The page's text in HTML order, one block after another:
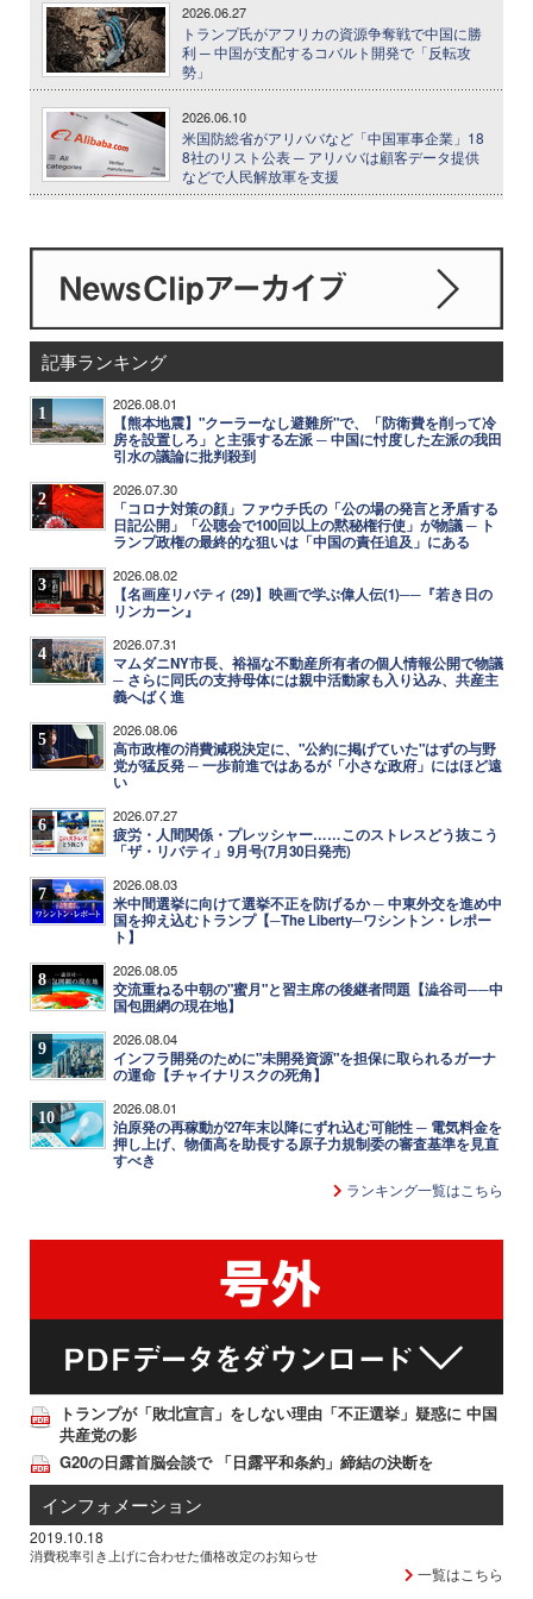
2026.06.27
トランプ氏がアフリカの資源争奪戦で中国に勝
利 ─ 中国が支配するコバルト開発で「反転攻
勢」
2026.06.10
米国防総省がアリババなど「中国軍事企業」18
8社のリスト公表 ─ アリババは顧客データ提供
などで人民解放軍を支援
記事ランキング
1 2026.08.01
【熊本地震】"クーラーなし避難所"で、「防衛費を削って冷
房を設置しろ」と主張する左派 ─ 中国に忖度した左派の我田
引水の議論に批判殺到
2 2026.07.30
「コロナ対策の顔」ファウチ氏の「公の場の発言と矛盾する
日記公開」「公聴会で100回以上の黙秘権行使」が物議 ─ ト
ランプ政権の最終的な狙いは「中国の責任追及」にある
3 2026.08.02
【名画座リバティ (29)】映画で学ぶ偉人伝(1)──『若き日の
リンカーン』
4 2026.07.31
マムダニNY市長、裕福な不動産所有者の個人情報公開で物議
─ さらに同氏の支持母体には親中活動家も入り込み、共産主
義へばく進
5 2026.08.06
高市政権の消費減税決定に、"公約に掲げていた"はずの与野
党が猛反発 ─ 一歩前進ではあるが「小さな政府」にはほど遠
い
6 2026.07.27
疲労・人間関係・プレッシャー……このストレスどう抜こう
「ザ・リバティ」9月号(7月30日発売)
7 2026.08.03
米中間選挙に向けて選挙不正を防げるか ─ 中東外交を進め中
国を抑え込むトランプ【─The Liberty─ワシントン・レポー
ト】
8 2026.08.05
交流重ねる中朝の"蜜月"と習主席の後継者問題【澁谷司──中
国包囲網の現在地】
9 2026.08.04
インフラ開発のために"未開発資源"を担保に取られるガーナ
の運命【チャイナリスクの死角】
10 2026.08.01
泊原発の再稼動が27年末以降にずれ込む可能性 ─ 電気料金を
押し上げ、物価高を助長する原子力規制委の審査基準を見直
すべき
ランキング一覧はこちら
トランプが「敗北宣言」をしない理由「不正選挙」疑惑に 中国
共産党の影
G20の日露首脳会談で 「日露平和条約」締結の決断を
インフォメーション
2019.10.18
消費税率引き上げに合わせた価格改定のお知らせ
一覧はこちら